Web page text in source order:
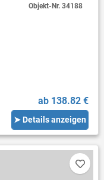
ab 138.82 €
➤ Details anzeigen
Objekt-Nr.34188